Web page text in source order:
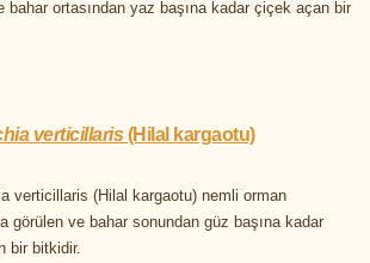
bahar ortasından yaz başına kadar çiçek açan bir
verticillaris (Hilal kargaotu)
verticillaris (Hilal kargaotu) nemli orman
görülen ve bahar sonundan güz başına kadar
bir bitkidir.